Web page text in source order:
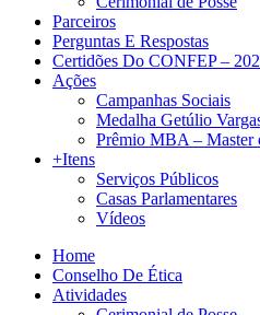
Parceiros
Perguntas E Respostas
Certidões Do CONFEP –
Ações
Campanhas Sociais
Medalha Getúlio
Prêmio MBA – Master
+Itens
Serviços Públicos
Casas Parlamentares
Vídeos
Home
Conselho De Ética
Atividades